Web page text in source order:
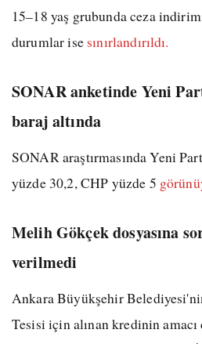
15–18 yaş grubunda ceza
durumlar ise sınırlandırıldı.
SONAR anketinde Yeni
baraj altında
SONAR araştırmasında Yeni
yüzde 30,2, CHP yüzde 5
Melih Gökçek dosyasına
verilmedi
Ankara Büyükşehir
Tesisi için alınan kredinin amacı